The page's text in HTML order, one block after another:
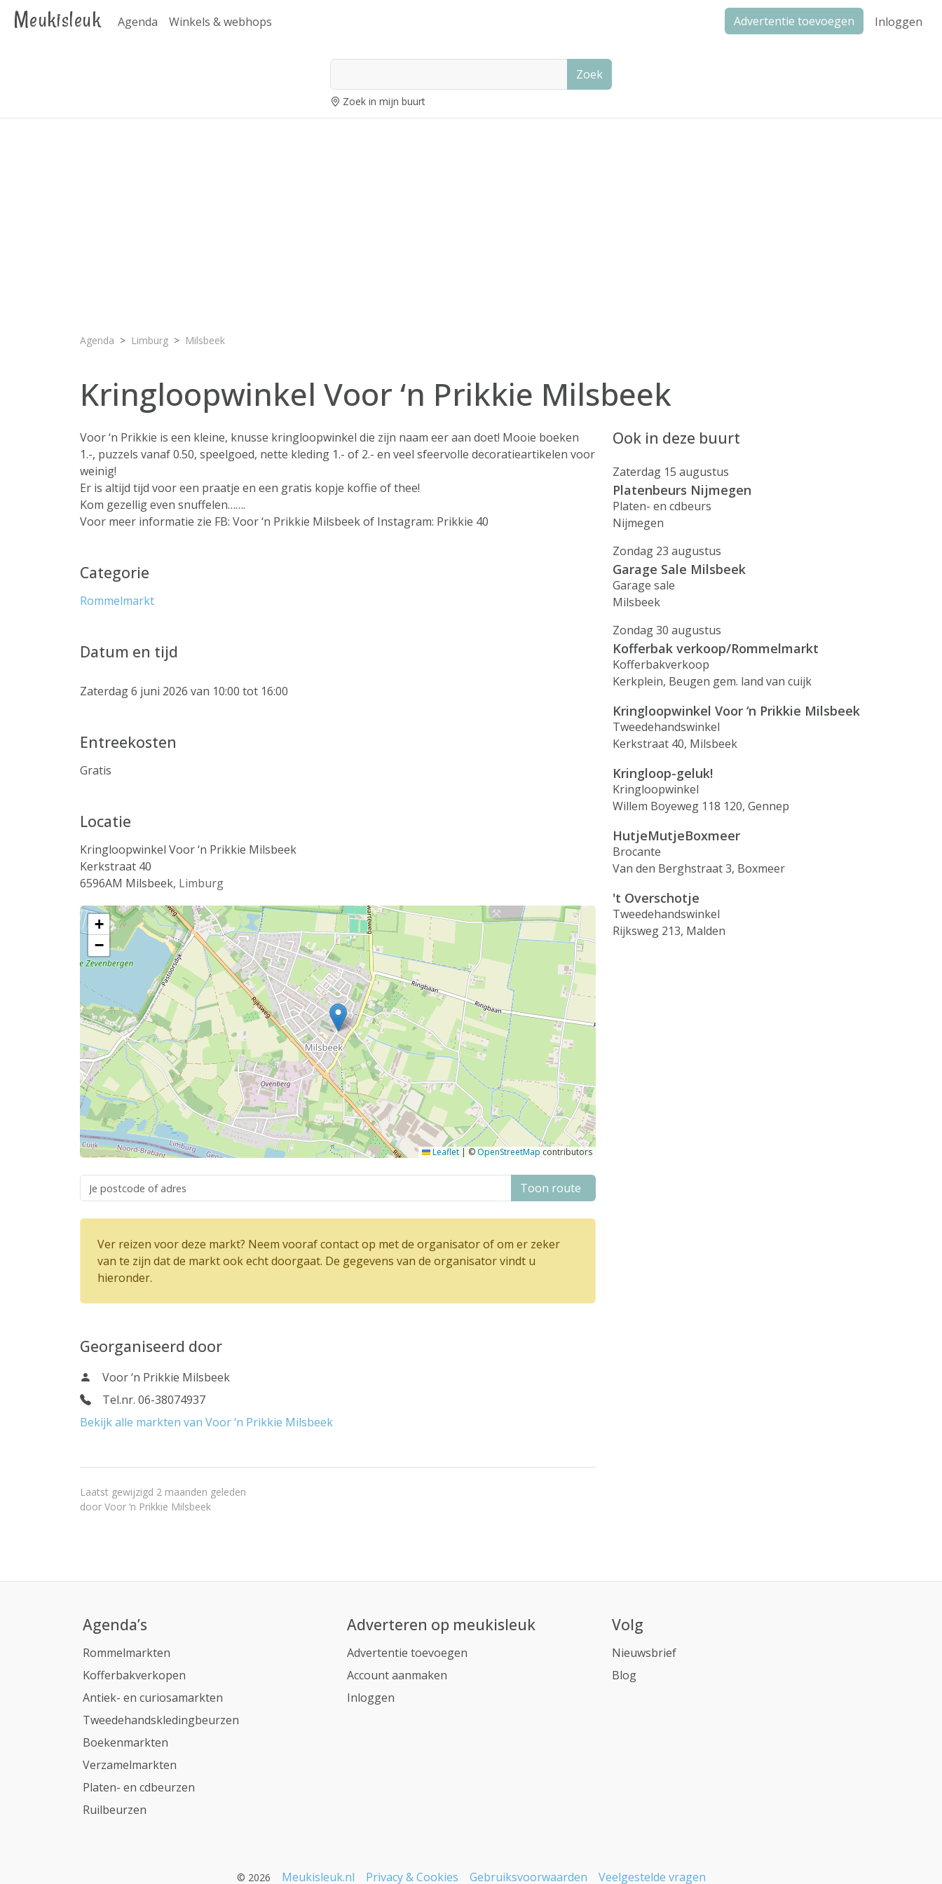
Meukisleuk Agenda Winkels & webhops Advertentie toevoegen Inloggen
Zoek
Zoek in mijn buurt
Agenda Limburg Milsbeek
Kringloopwinkel Voor ‘n Prikkie Milsbeek
Voor ‘n Prikkie is een kleine, knusse kringloopwinkel die zijn naam eer aan doet! Mooie boeken
1.-, puzzels vanaf 0.50, speelgoed, nette kleding 1.- of 2.- en veel sfeervolle decoratieartikelen voor
weinig!
Er is altijd tijd voor een praatje en een gratis kopje koffie of thee!
Kom gezellig even snuffelen…….
Voor meer informatie zie FB: Voor ‘n Prikkie Milsbeek of Instagram: Prikkie 40
Categorie
Rommelmarkt
Datum en tijd
Zaterdag 6 juni 2026 van 10:00 tot 16:00
Entreekosten
Gratis
Locatie
Kringloopwinkel Voor ‘n Prikkie Milsbeek
Kerkstraat 40
6596AM Milsbeek, Limburg
+
−
Leaflet | © OpenStreetMap contributors
Toon route
Ver reizen voor deze markt? Neem vooraf contact op met de organisator of om er zeker
van te zijn dat de markt ook echt doorgaat. De gegevens van de organisator vindt u
hieronder.
Georganiseerd door
Voor ‘n Prikkie Milsbeek
Tel.nr. 06-38074937
Bekijk alle markten van Voor ‘n Prikkie Milsbeek
Laatst gewijzigd 2 maanden geleden
door Voor ‘n Prikkie Milsbeek
Ook in deze buurt
Zaterdag 15 augustus
Platenbeurs Nijmegen
Platen- en cdbeurs
Nijmegen
Zondag 23 augustus
Garage Sale Milsbeek
Garage sale
Milsbeek
Zondag 30 augustus
Kofferbak verkoop/Rommelmarkt
Kofferbakverkoop
Kerkplein, Beugen gem. land van cuijk
Kringloopwinkel Voor ‘n Prikkie Milsbeek
Tweedehandswinkel
Kerkstraat 40, Milsbeek
Kringloop-geluk!
Kringloopwinkel
Willem Boyeweg 118 120, Gennep
HutjeMutjeBoxmeer
Brocante
Van den Berghstraat 3, Boxmeer
't Overschotje
Tweedehandswinkel
Rijksweg 213, Malden
Agenda’s
Rommelmarkten
Kofferbakverkopen
Antiek- en curiosamarkten
Tweedehandskledingbeurzen
Boekenmarkten
Verzamelmarkten
Platen- en cdbeurzen
Ruilbeurzen
Adverteren op meukisleuk
Advertentie toevoegen
Account aanmaken
Inloggen
Volg
Nieuwsbrief
Blog
© 2026 Meukisleuk.nl Privacy & Cookies Gebruiksvoorwaarden Veelgestelde vragen